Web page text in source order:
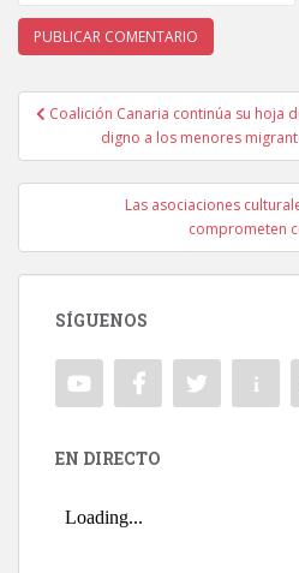
Navegación de
Coalición Canaria continúa su hoja
digno a los menores
Las asociaciones
comprometen
SÍGUENOS
EN DIRECTO